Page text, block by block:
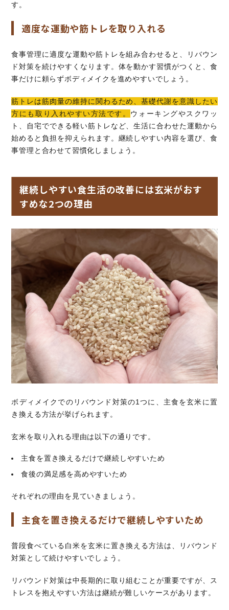
す。
適度な運動や筋トレを取り入れる
食事管理に適度な運動や筋トレを組み合わせると、リバウン
ド対策を続けやすくなります。体を動かす習慣がつくと、食
事だけに頼らずボディメイクを進めやすいでしょう。
筋トレは筋肉量の維持に関わるため、基礎代謝を意識したい
方にも取り入れやすい方法です。 ウォーキングやスクワッ
ト、自宅でできる軽い筋トレなど、生活に合わせた運動から
始めると負担を抑えられます。継続しやすい内容を選び、食
事管理と合わせて習慣化しましょう。
継続しやすい食生活の改善には玄米がおす
すめな2つの理由
ボディメイクでのリバウンド対策の1つに、主食を玄米に置
き換える方法が挙げられます。
玄米を取り入れる理由は以下の通りです。
主食を置き換えるだけで継続しやすいため
食後の満足感を高めやすいため
それぞれの理由を見ていきましょう。
主食を置き換えるだけで継続しやすいため
普段食べている白米を玄米に置き換える方法は、リバウンド
対策として続けやすいでしょう。
リバウンド対策は中長期的に取り組むことが重要ですが、ス
トレスを抱えやすい方法は継続が難しいケースがあります。